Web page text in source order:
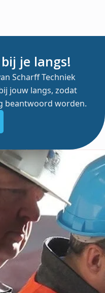
je langs!
Scharff Techniek
jouw langs, zodat
beantwoord worden.